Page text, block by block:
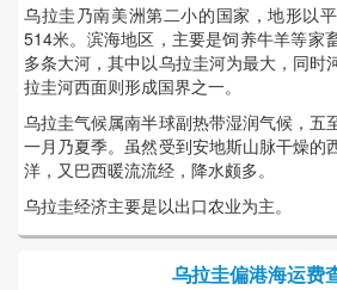
乌拉圭乃南美洲第二小的国家，地形以
514米。滨海地区，主要是饲养牛羊等家
多条大河，其中以乌拉圭河为最大，同时
拉圭河西面则形成国界之一。
乌拉圭气候属南半球副热带湿润气候，五
一月乃夏季。虽然受到安地斯山脉干燥的
洋，又巴西暖流流经，降水颇多。
乌拉圭经济主要是以出口农业为主。
乌拉圭偏港海运费